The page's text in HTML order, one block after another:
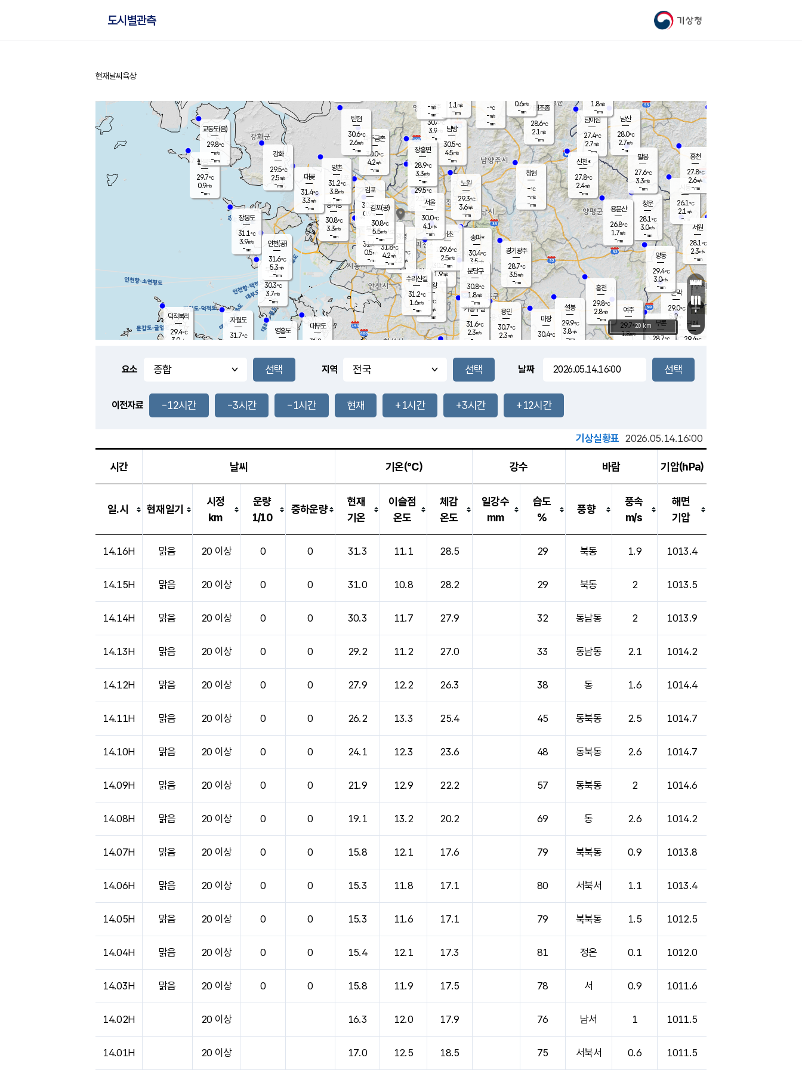
기상청
도시별관측
홈
현재날씨 육상
풍도
3.7m/s
문막
29.0℃
5.0m/s
mm
남이섬
27.4℃
2.7m/s
-mm
무의도
30.3℃
3.7m/s
-mm
영흥도
볼음도
29.7℃
0.9m/s
-mm
자월도
31.7℃
양주
30.4℃
3.9
-mm
부론
28.7℃
과천
30.1℃
1.9m/s
- mm
남산
28.0℃
2.7m/s
-mm
장봉도
31.1℃
3.9m/s
-mm
-mm
청운
28.1℃
3.0m/s
-mm
팔봉
27.6℃
3.3m/s
-mm
-mm
용인
30.7℃
2.3m/s
여주
29.7℃
1.8m/s
양동
29.4℃
3.0m/s
-mm
경기광주
28.7℃
3.5m/s
-mm
장호원
1.8m/s
-mm
31.0
℃
대부도
31.8
-
경서동
30.8℃
3.3m/s
-mm
파주금촌
30.0℃
4.2m/s
-mm
가평조종
28.6℃
2.1 m/s
-mm
-℃
-m/s
-mm
대곶
31.4℃
3.3m/s
-mm
신천*
27.8℃
2.4m/s
-mm
창현
-℃
-m/s
-mm
탄현
30.6℃
2.6m/s
-mm
0.6m/s
-mm
31.7℃
1.7m/s
-mm
흥천
29.8℃
2.8m/s
-mm
마장
30.4℃
의왕
- ℃
-m/s
-mm
김포
30.7℃
0.9 m/s
mm
설봉
29.9℃
3.8m/s
-mm
광명
31.1
℃
2.2 m/s
-mm
부천
31.4℃
0.5m/s
-mm
-mm
양촌
31.2℃
3.8m/s
-mm
구로
31.8℃
4.2m/s
-mm
은평
29.5℃
2.0 m/s
- mm
노원
29.3℃
3.6m/s
-mm
송파*
30.4℃
3.5m/s
-mm
서초
29.6℃
2.5m/s
-mm
남방
30.5℃
4.5m/s
-mm
기흥구갈
31.6℃
2.3m/s
-
수리산길
31.2℃
1.6m/s
-mm
분당구
30.8℃
1.8m/s
-mm
장흥면
28.9℃
3.3m/s
-mm
-m/s
-mm
시동
26.1℃
2.1 m/s
- mm
귀래
29.4℃
서원
28.1℃
2.3m/s
-mm
용문산
26.8℃
1.7m/s
-mm
덕적북리
29.4℃
3.9m/s
홍천
27.8℃
2.6m/s
-mm
강화
29.5℃
2.5m/s
-mm
인천(공)
31.6℃
5.3m/s
-mm
김포(공)
30.8℃
5.5m/s
-mm
서울
30.0℃
4.1 m/s
-mm
1.1 m/s
-mm
교동도(음)
29.8℃
-m/s
-mm
+
−
20 km
요소 지역 날짜
이전자료 -12시간 -3시간 -1시간 현재 +1시간 +3시간 +12시간
기상실황표 2026.05.14.16:00
시간 날씨 기온(℃) 강수 바람 기압(hPa)
일.시 현재일기
시정
km
운량
1/10
중하운량
현재
기온
이슬점
온도
체감
온도
일강수
mm
습도
%
풍향
풍속
m/s
해면
기압
14.16H 맑음 20 이상 0 0 31.3 11.1 28.5 29 북동 1.9 1013.4
14.15H 맑음 20 이상 0 0 31.0 10.8 28.2 29 북동 2 1013.5
14.14H 맑음 20 이상 0 0 30.3 11.7 27.9 32 동남동 2 1013.9
14.13H 맑음 20 이상 0 0 29.2 11.2 27.0 33 동남동 2.1 1014.2
14.12H 맑음 20 이상 0 0 27.9 12.2 26.3 38 동 1.6 1014.4
14.11H 맑음 20 이상 0 0 26.2 13.3 25.4 45 동북동 2.5 1014.7
14.10H 맑음 20 이상 0 0 24.1 12.3 23.6 48 동북동 2.6 1014.7
14.09H 맑음 20 이상 0 0 21.9 12.9 22.2 57 동북동 2 1014.6
14.08H 맑음 20 이상 0 0 19.1 13.2 20.2 69 동 2.6 1014.2
14.07H 맑음 20 이상 0 0 15.8 12.1 17.6 79 북북동 0.9 1013.8
14.06H 맑음 20 이상 0 0 15.3 11.8 17.1 80 서북서 1.1 1013.4
14.05H 맑음 20 이상 0 0 15.3 11.6 17.1 79 북북동 1.5 1012.5
14.04H 맑음 20 이상 0 0 15.4 12.1 17.3 81 정온 0.1 1012.0
14.03H 맑음 20 이상 0 0 15.8 11.9 17.5 78 서 0.9 1011.6
14.02H 20 이상 16.3 12.0 17.9 76 남서 1 1011.5
14.01H 20 이상 17.0 12.5 18.5 75 서북서 0.6 1011.5